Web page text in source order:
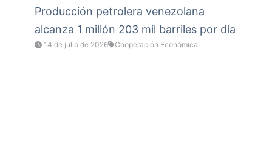
Producción petrolera venezolana
alcanza 1 millón 203 mil barriles por día
14 de julio de 2026 Cooperación Económica